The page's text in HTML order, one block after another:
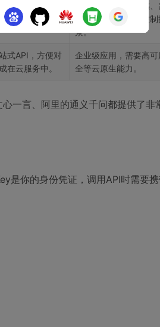
制性强，一次
件有要求。
对数据安全极度敏感
模型、或希望完全控
景。
式API，方便对
在云服务中。
企业级应用，需要高
全等云原生能力。
一言、阿里的通义千问都提供了非
是你的身份凭证，调用API时需要